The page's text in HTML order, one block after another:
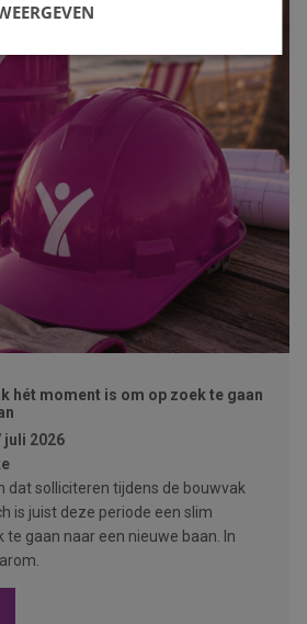
hét moment is om op zoek te gaan
juli 2026
dat solliciteren tijdens de bouwvak
is juist deze periode een slim
gaan naar een nieuwe baan. In